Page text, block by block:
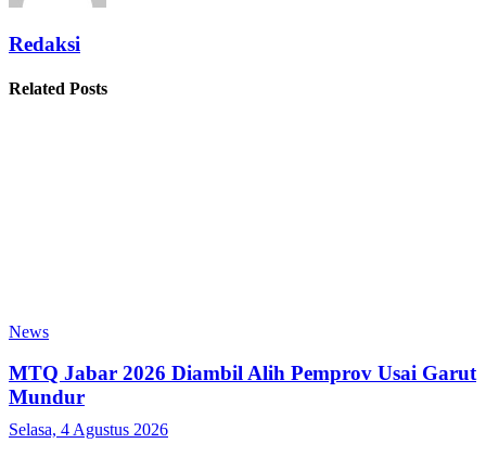
Redaksi
Related Posts
News
MTQ Jabar 2026 Diambil Alih Pemprov Usai Garut
Mundur
Selasa, 4 Agustus 2026